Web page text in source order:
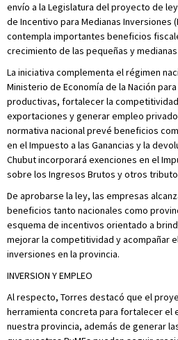
envío a la Legislatura del proyecto de
de Incentivo para Medianas Inversiones
contempla importantes beneficios
crecimiento de las pequeñas y
La iniciativa complementa el régimen
Ministerio de Economía de la Nación
productivas, fortalecer la
exportaciones y generar empleo
normativa nacional prevé beneficios
en el Impuesto a las Ganancias y la
Chubut incorporará exenciones en el
sobre los Ingresos Brutos y otros
De aprobarse la ley, las empresas
beneficios tanto nacionales como
esquema de incentivos orientado a
mejorar la competitividad y acompañar
inversiones en la provincia.
INVERSION Y EMPLEO
Al respecto, Torres destacó que el
herramienta concreta para fortalecer el
nuestra provincia, además de generar